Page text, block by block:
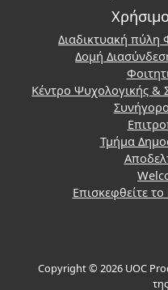
Διαδικτυακή πύλη
Δομή
Κέντρο Ψυχολογικής &
Τμήμα
Επισκεφθείτε
Copyright © 2026 UOC
της